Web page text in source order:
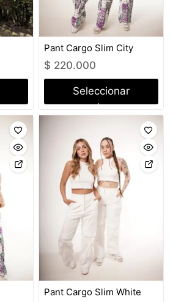
Pant Cargo Slim City
$ 220.000
Seleccionar
opciones
Pant Cargo Slim White